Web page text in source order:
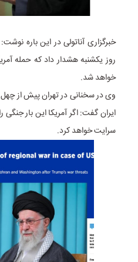
خبرگزاری آناتولی در این باره
روز یکشنبه هشدار داد که حمله
خواهد شد.
وی در سخنانی در تهران پیش از
ایران گفت: اگر آمریکا این بار
سرایت خواهد کرد.